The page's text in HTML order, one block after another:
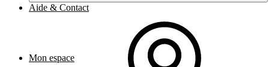
Aide & Contact
Mon espace